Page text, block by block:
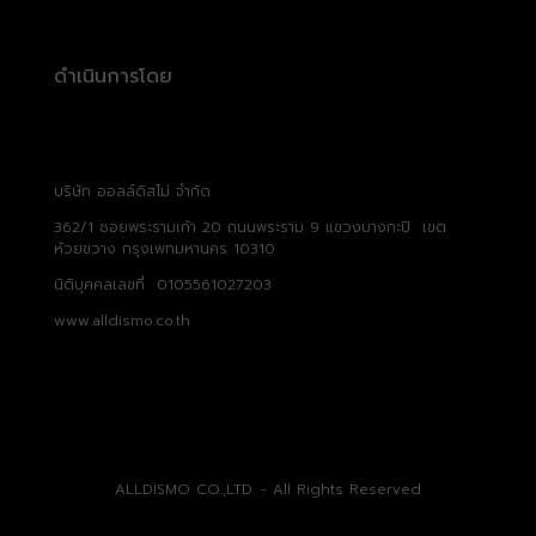
ดำเนินการโดย
บริษัท ออลล์ดิสโม่ จำกัด
362/1 ซอยพระรามเก้า 20 ถนนพระราม 9 แขวงบางกะปิ เขต
ห้วยขวาง กรุงเพทมหานคร 10310
นิติบุคคลเลขที่ 0105561027203
www.alldismo.co.th
ALLDISMO CO.,LTD. - All Rights Reserved